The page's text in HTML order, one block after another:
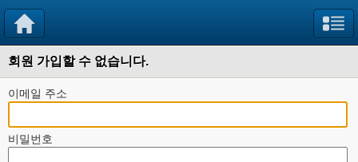
회원 가입할 수 없습니다.
이메일 주소
비밀번호